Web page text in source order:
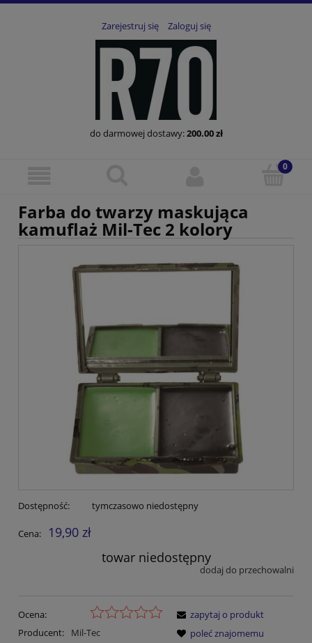
Zarejestruj się Zaloguj się
do darmowej dostawy:200.00zł
Farba do twarzy maskująca
kamuflaż Mil-Tec 2 kolory
Dostępność: tymczasowo niedostępny
Cena:
19,90 zł
towar niedostępny
dodaj do przechowalni
Ocena:
Producent:
Mil-Tec
zapytaj o produkt
poleć znajomemu